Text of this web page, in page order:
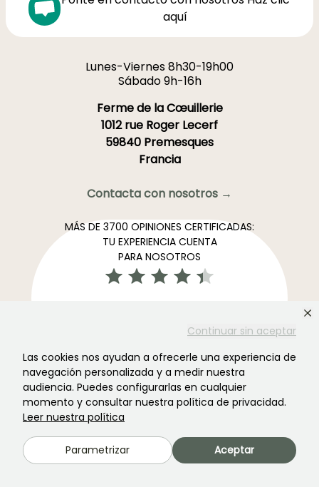
Continuar sin aceptar
Las cookies nos ayudan a ofrecerle una experiencia de
navegación personalizada y a medir nuestra
audiencia. Puedes configurarlas en cualquier
momento y consultar nuestra política de privacidad.
Leer nuestra política
Parametrizar Aceptar
aquí
Lunes-Viernes 8h30-19h00
Sábado 9h-16h
Ferme de la Cœuillerie
1012 rue Roger Lecerf
59840 Premesques
Francia
Contacta con nosotros →
MÁS DE 3700 OPINIONES CERTIFICADAS:
TU EXPERIENCIA CUENTA
PARA NOSOTROS
4,4/5
Todos los comentarios →
El boletín informativo más preferido de los jardines →
Recibe nuestros consejos y ofertas para disfrutar de tu
jardin en todas las estaciones del año